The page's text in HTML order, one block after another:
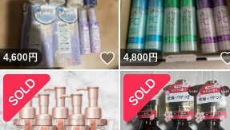
4,600円 いいね！
4,800円